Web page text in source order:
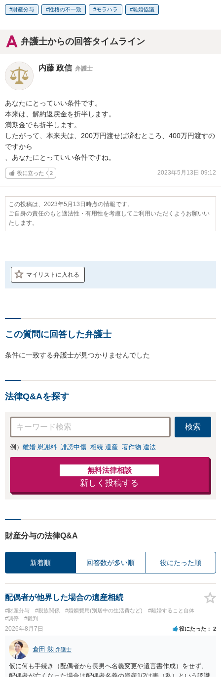
財産分与 性格の不一致 モラハラ 離婚協議
弁護士からの回答タイムライン
内藤 政信 弁護士
あなたにとっていい条件です。
本来は、解約返戻金を折半します。
満期金でも折半します。
したがって、本来夫は、200万円渡せば済むところ、400万円渡すの
ですから
、あなたにとっていい条件ですね。
役に立った 2 2023年5月13日 09:12
この投稿は、2023年5月13日時点の情報です。
ご自身の責任のもと適法性・有用性を考慮してご利用いただくようお願いい
たします。
マイリストに入れる
この質問に回答した弁護士
条件に一致する弁護士が見つかりませんでした
法律Q&Aを探す
検索
例） 離婚 慰謝料 誹謗中傷 相続 遺産 著作物 違法
無料法律相談
新しく投稿する
財産分与の法律Q&A
新着順 回答数が多い順 役にたった順
配偶者が他界した場合の遺産相続
#財産分与 #親族関係 #婚姻費用(別居中の生活費など)
#離婚すること自体
#調停
#裁判
2026年8月7日 役にたった 2
倉田 勲 弁護士
仮に何も手続き（配偶者から長男へ名義変更や遺言書作成）をせず、
配偶者が亡くなった場合は配偶者名義の資産1/2は妻（私）という認識